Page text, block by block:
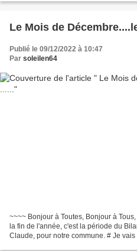
Le Mois de
Publié le 09/12/2022 à 10:47
Par soleilen64
~~~~ Bonjour à Toutes, Bonjour à
la fin de l'année, c'est la période du
Claude, pour notre commune. # Je